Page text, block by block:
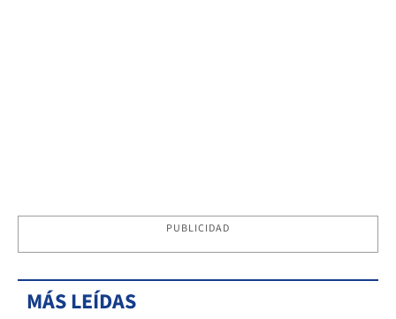
PUBLICIDAD
MÁS LEÍDAS